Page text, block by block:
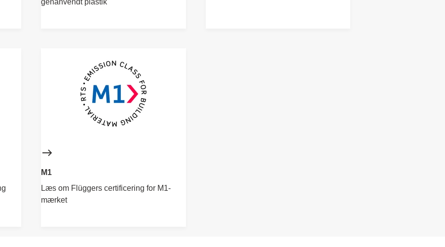
genanvendt plastik
M1
Læs om Flüggers certificering for M1-
mærket